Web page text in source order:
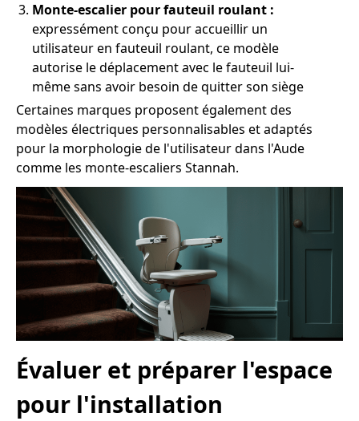
Monte-escalier pour fauteuil roulant :
expressément conçu pour accueillir un
utilisateur en fauteuil roulant, ce modèle
autorise le déplacement avec le fauteuil lui-
même sans avoir besoin de quitter son siège
Certaines marques proposent également des
modèles électriques personnalisables et adaptés
pour la morphologie de l'utilisateur dans l'Aude
comme les monte-escaliers Stannah.
Évaluer et préparer l'espace
pour l'installation